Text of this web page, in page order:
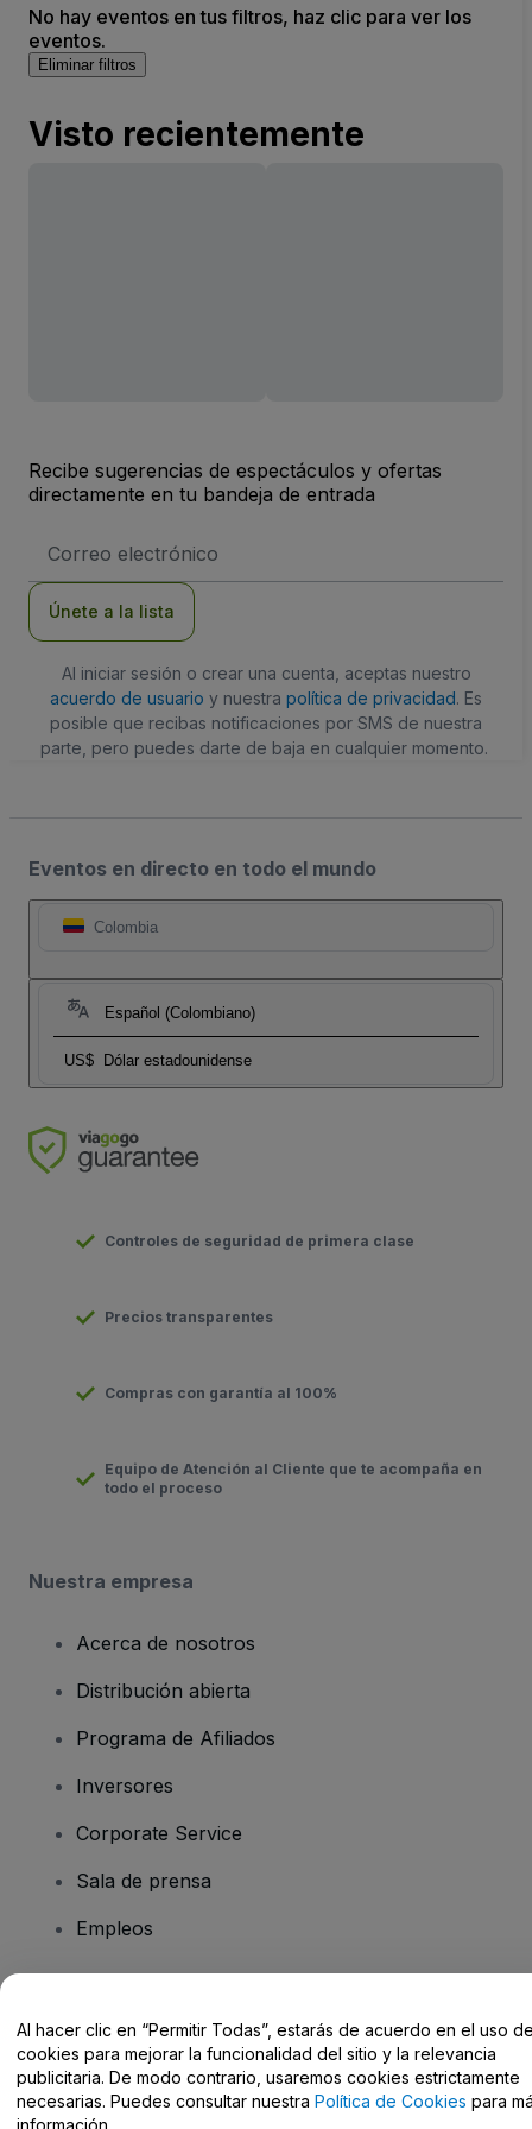
No hay eventos en tus filtros, haz clic para ver los
eventos.
Eliminar filtros
Visto recientemente
Recibe sugerencias de espectáculos y ofertas
directamente en tu bandeja de entrada
de
Únete a la lista
Al iniciar sesión o crear una cuenta, aceptas nuestro
acuerdo de usuario y nuestra política de privacidad. Es
posible que recibas notificaciones por SMS de nuestra
parte, pero puedes darte de baja en cualquier momento.
Eventos en directo en todo el mundo
Colombia
Español (Colombiano)
US$ Dólar estadounidense
Controles de seguridad de primera clase
Precios transparentes
Compras con garantía al 100%
Equipo de Atención al Cliente que te acompaña en
todo el proceso
Nuestra empresa
Acerca de nosotros
Distribución abierta
Programa de Afiliados
Inversores
Corporate Service
Sala de prensa
Empleos
Centro de Ayuda / Contacto
Al hacer clic en “Permitir Todas”, estarás de acuerdo en el uso
cookies para mejorar la funcionalidad del sitio y la relevancia
publicitaria. De modo contrario, usaremos cookies estrictamente
necesarias. Puedes consultar nuestra Política de Cookies para
información.